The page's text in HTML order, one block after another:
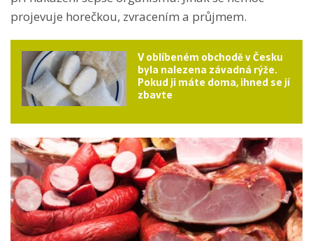
projevuje horečkou, zvracením a průjmem.
V oblíbeném obchodě v Česku
byla nalezena závadná rýže.
Pokud ji máte doma, ihned se jí
zbavte